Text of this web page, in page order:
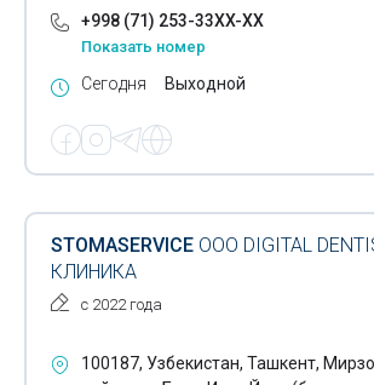
+998 (71) 253-33XX-XX
Показать номер
Сегодня Выходной
STOMASERVICE ООО DIGITAL
КЛИНИКА
с 2022 года
100187, Узбекистан, Ташкент,